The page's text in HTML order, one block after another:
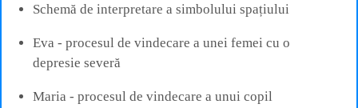
Schemă de interpretare a simbolului spațiului
Eva - procesul de vindecare a unei femei cu o
depresie severă
Maria - procesul de vindecare a unui copil